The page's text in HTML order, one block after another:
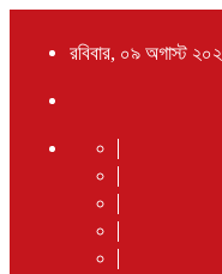
রবিবার, ০৯ অগাস্ট